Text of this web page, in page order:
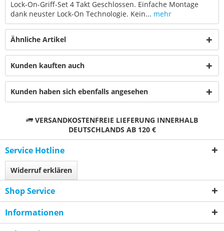
Lock-On-Griff-Set 4 Takt Geschlossen. Einfache Montage
dank neuster Lock-On Technologie. Kein... mehr
Ähnliche Artikel
Kunden kauften auch
Kunden haben sich ebenfalls angesehen
VERSANDKOSTENFREIE LIEFERUNG INNERHALB
DEUTSCHLANDS AB 120 €
Service Hotline
Widerruf erklären
Shop Service
Informationen